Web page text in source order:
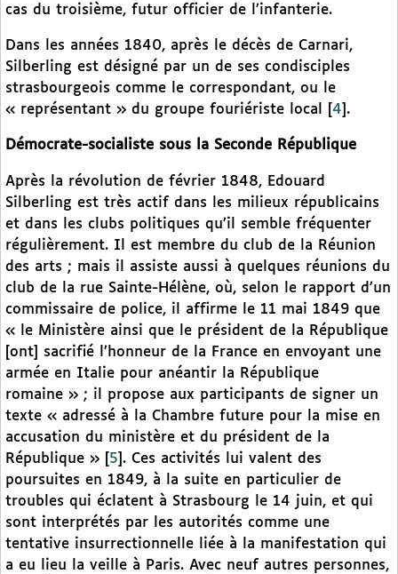
cas du troisième, futur officier de l’infanterie.
Dans les années 1840, après le décès de Carnari,
Silberling est désigné par un de ses condisciples
strasbourgeois comme le correspondant, ou le
« représentant » du groupe fouriériste local
4 .
Démocrate-socialiste sous la Seconde République
Après la révolution de février 1848, Edouard
Silberling est très actif dans les milieux républicains
et dans les clubs politiques qu’il semble fréquenter
régulièrement. Il est membre du club de la Réunion
des arts ; mais il assiste aussi à quelques réunions du
club de la rue Sainte-Hélène, où, selon le rapport d’un
commissaire de police, il affirme le 11 mai 1849 que
« le Ministère ainsi que le président de la République
[ont] sacrifié l’honneur de la France en envoyant une
armée en Italie pour anéantir la République
romaine » ; il propose aux participants de signer un
texte « adressé à la Chambre future pour la mise en
accusation du ministère et du président de la
République »
5 . Ces activités lui valent des
poursuites en 1849, à la suite en particulier de
troubles qui éclatent à Strasbourg le 14 juin, et qui
sont interprétés par les autorités comme une
tentative insurrectionnelle liée à la manifestation qui
a eu lieu la veille à Paris. Avec neuf autres personnes,